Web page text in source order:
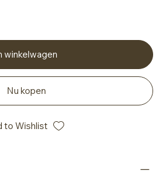
winkelwagen
Nu kopen
to Wishlist